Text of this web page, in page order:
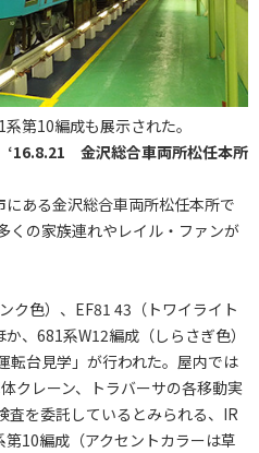
第10編成も展示された。
‘16.8.21 金沢総合車両所松任本所
ある金沢総合車両所松任本所で
くの家族連れやレイル・ファンが
ク色）、EF81 43（トワイライト
、681系W12編成（しらさぎ色）
転台見学」が行われた。屋内では
クレーン、トラバーサの各移動実
査を委託しているとみられる、IR
10編成（アクセントカラーは草